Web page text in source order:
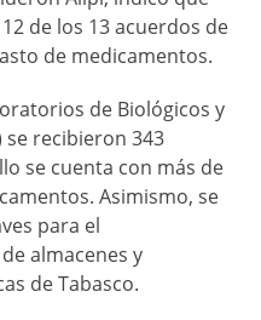
de los 13 acuerdos de
de medicamentos.
de Biológicos y
se recibieron 343
se cuenta con más de
Asimismo, se
para el
almacenes y
de Tabasco.